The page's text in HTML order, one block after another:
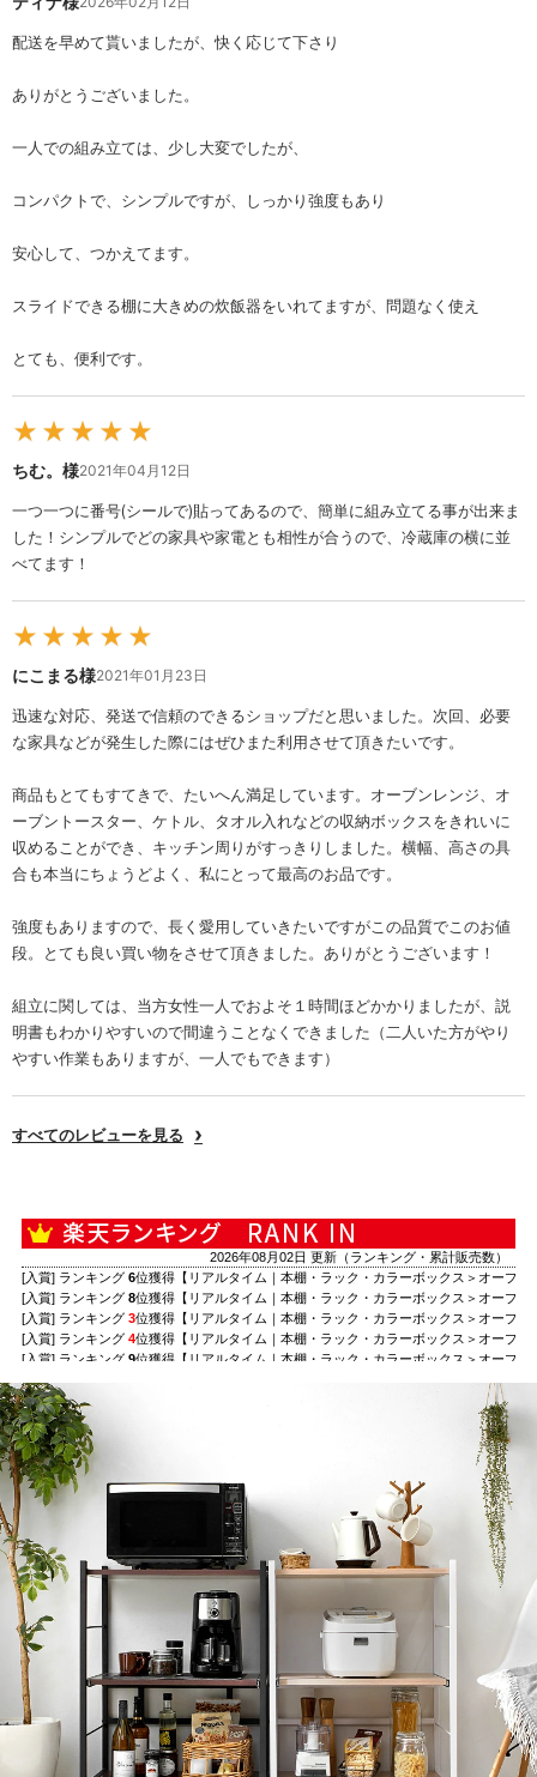
配送を早めて貰いましたが、快く応じて下さり
ありがとうございました。
一人での組み立ては、少し大変でしたが、
コンパクトで、シンプルですが、しっかり強度もあり
安心して、つかえてます。
スライドできる棚に大きめの炊飯器をいれてますが、問題なく使え
とても、便利です。
★ ★ ★ ★ ★
ちむ。様2021年04月12日
一つ一つに番号(シールで)貼ってあるので、簡単に組み立てる事が出来ま
した！シンプルでどの家具や家電とも相性が合うので、冷蔵庫の横に並
べてます！
★ ★ ★ ★ ★
にこまる様2021年01月23日
迅速な対応、発送で信頼のできるショップだと思いました。次回、必要
な家具などが発生した際にはぜひまた利用させて頂きたいです。
商品もとてもすてきで、たいへん満足しています。オーブンレンジ、オ
ーブントースター、ケトル、タオル入れなどの収納ボックスをきれいに
収めることができ、キッチン周りがすっきりしました。横幅、高さの具
合も本当にちょうどよく、私にとって最高のお品です。
強度もありますので、長く愛用していきたいですがこの品質でこのお値
段。とても良い買い物をさせて頂きました。ありがとうございます！
組立に関しては、当方女性一人でおよそ１時間ほどかかりましたが、説
明書もわかりやすいので間違うことなくできました（二人いた方がやり
やすい作業もありますが、一人でもできます）
すべてのレビューを見る